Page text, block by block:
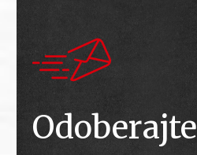
Odoberajte